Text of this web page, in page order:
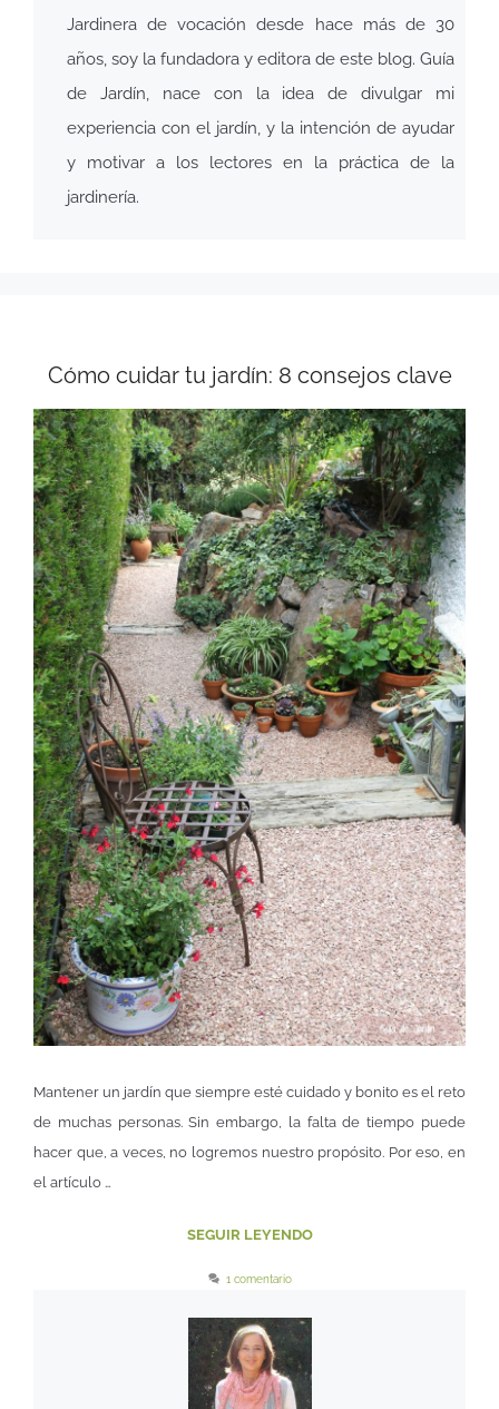
Jardinera de vocación desde hace más de 30
años, soy la fundadora y editora de este blog. Guía
de Jardín, nace con la idea de divulgar mi
experiencia con el jardín, y la intención de ayudar
y motivar a los lectores en la práctica de la
jardinería.
Cómo cuidar tu jardín: 8 consejos clave
Mantener un jardín que siempre esté cuidado y bonito es el reto
de muchas personas. Sin embargo, la falta de tiempo puede
hacer que, a veces, no logremos nuestro propósito. Por eso, en
el artículo …
SEGUIR LEYENDO
1 comentario